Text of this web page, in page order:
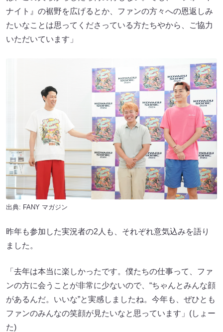
ナイト』の裾野を広げるとか、ファンの方々への恩返しみ
たいなことは思ってくださっている方たちやから、ご協力
いただいています」
出典: FANY マガジン
昨年も参加した実況者の2人も、それぞれ意気込みを語り
ました。
「去年は本当に楽しかったです。僕たちの仕事って、ファ
ンの方に会うことが非常に少ないので、“ちゃんとみんな顔
があるんだ。いいな”と実感しましたね。今年も、ぜひとも
ファンのみんなの笑顔が見たいなと思っています」(しょー
た)